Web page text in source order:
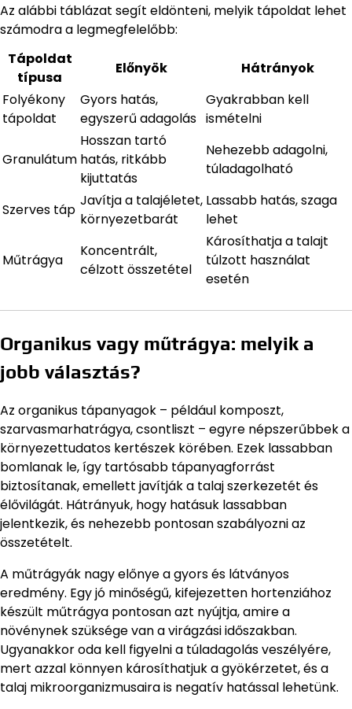
Az alábbi táblázat segít eldönteni, melyik tápoldat lehet
számodra a legmegfelelőbb:
Tápoldat
típusa
Előnyök
Hátrányok
Folyékony
tápoldat
Gyors hatás,
egyszerű adagolás
Gyakrabban kell
ismételni
Granulátum
Hosszan tartó
hatás, ritkább
kijuttatás
Nehezebb adagolni,
túladagolható
Szerves táp
Javítja a talajéletet,
környezetbarát
Lassabb hatás, szaga
lehet
Műtrágya
Koncentrált,
célzott összetétel
Károsíthatja a talajt
túlzott használat
esetén
Organikus vagy műtrágya: melyik a
jobb választás?
Az organikus tápanyagok – például komposzt,
szarvasmarhatrágya, csontliszt – egyre népszerűbbek a
környezettudatos kertészek körében. Ezek lassabban
bomlanak le, így tartósabb tápanyagforrást
biztosítanak, emellett javítják a talaj szerkezetét és
élővilágát. Hátrányuk, hogy hatásuk lassabban
jelentkezik, és nehezebb pontosan szabályozni az
összetételt.
A műtrágyák nagy előnye a gyors és látványos
eredmény. Egy jó minőségű, kifejezetten hortenziához
készült műtrágya pontosan azt nyújtja, amire a
növénynek szüksége van a virágzási időszakban.
Ugyanakkor oda kell figyelni a túladagolás veszélyére,
mert azzal könnyen károsíthatjuk a gyökérzetet, és a
talaj mikroorganizmusaira is negatív hatással lehetünk.